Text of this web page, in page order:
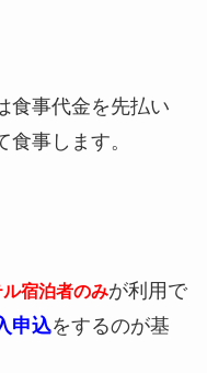
食事代金を先払い
事します。
宿泊者のみが利用で
申込をするのが基